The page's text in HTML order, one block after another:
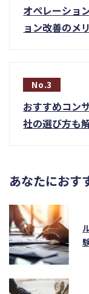
オペレーショ
ョン改善のメ
おすすめコン
社の選び方も
あなたにおす